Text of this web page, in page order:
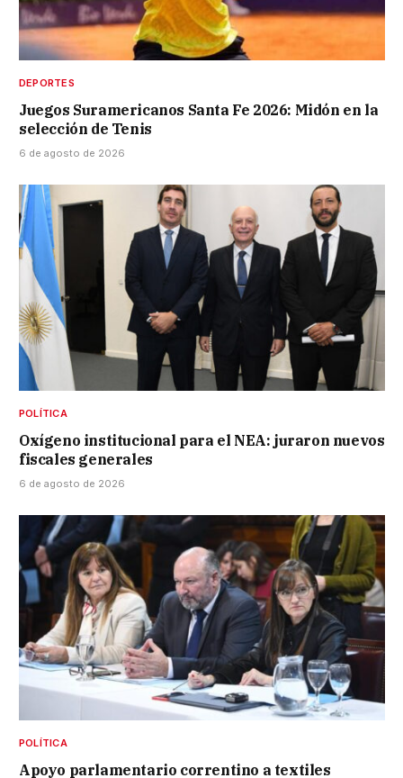
DEPORTES
Juegos Suramericanos Santa Fe 2026: Midón en la
selección de Tenis
6 de agosto de 2026
POLÍTICA
Oxígeno institucional para el NEA: juraron nuevos
fiscales generales
6 de agosto de 2026
POLÍTICA
Apoyo parlamentario correntino a textiles